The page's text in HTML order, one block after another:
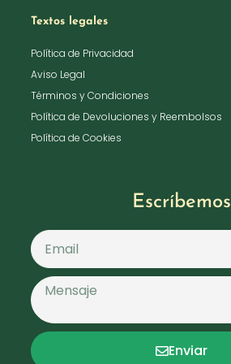
Textos legales
Política de Privacidad
Aviso Legal
Términos y Condiciones
Política de Devoluciones y Reembolsos
Política de Cookies
Escríbemos
Enviar